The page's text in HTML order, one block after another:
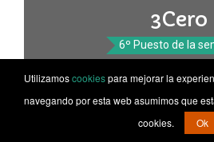
3Cero
6º Puesto de la
Utilizamoscookiespara mejorar la
navegando por esta web asumimos que
cookies.
Ok